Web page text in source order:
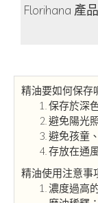
精油要如何保存
保存於深
避免陽光
避免孩童
存放在通
精油使用注意事
濃度過高
Florihana 產